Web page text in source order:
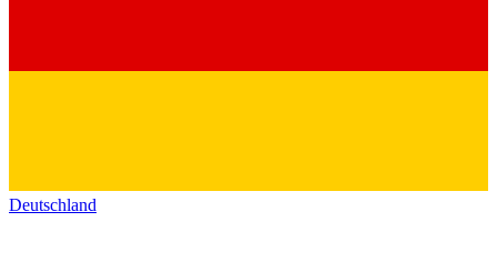
Deutschland